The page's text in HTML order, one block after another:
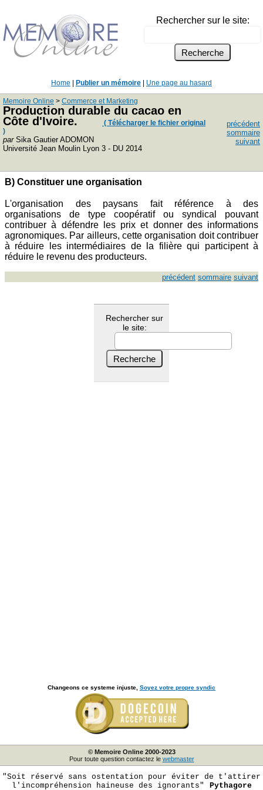
Rechercher sur le site:
Home Publier un mémoire Une page au hasard
Memoire Online > Commerce et Marketing
Production durable du cacao en
Côte d'Ivoire.
( Télécharger le fichier original
)
parSika Gautier ADOMON
Université Jean Moulin Lyon 3 - DU 2014
précédent
sommaire
suivant
B) Constituer une organisation
L'organisation des paysans fait référence à des
organisations de type coopératif ou syndical pouvant
contribuer à défendre les prix et donner des informations
agronomiques. Par ailleurs, cette organisation doit contribuer
à réduire les intermédiaires de la filière qui participent à
réduire le revenu des producteurs.
précédent sommaire suivant
Rechercher sur
le site:
Changeons ce systeme injuste, Soyez votre propre syndic
© Memoire Online 2000-2023
Pour toute question contactez le webmaster
"Soit réservé sans ostentation pour éviter de t'attirer
l'incompréhension haineuse des ignorants"
Pythagore